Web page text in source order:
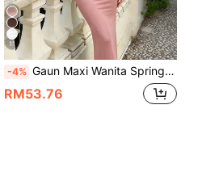
11
-4% Gaun Maxi Wanita Spring/Summer Romantik Elegan Fesyen Reka Bentuk Cape, Sifon Hitam, Atasan Asimetri Berhias Manik Depan, Kait Berkedut, Potongan Mermaid Fit, Butang Titis Air di Belakang, untuk Temujanji dan Parti
RM53.76